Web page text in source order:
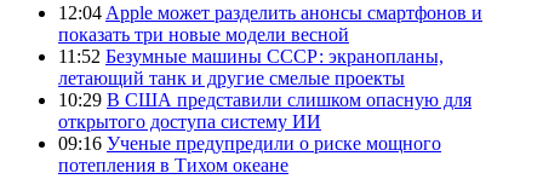
12:04 Apple может разделить анонсы смартфонов и
показать три новые модели весной
11:52 Безумные машины СССР: экранопланы,
летающий танк и другие смелые проекты
10:29 В США представили слишком опасную для
открытого доступа систему ИИ
09:16 Ученые предупредили о риске мощного
потепления в Тихом океане